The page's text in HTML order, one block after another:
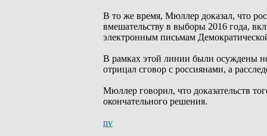
В то же время, Мюллер доказал, что
вмешательству в выборы 2016 года,
электронным письмам
В рамках этой линии были осуждены
отрицал сговор с россиянами, а
Мюллер говорил, что доказательств
окончательного решения.
nv